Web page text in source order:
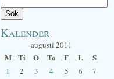
Kalender
augusti 2011
M Ti O To F L S
1 2 3 4 5 6
7